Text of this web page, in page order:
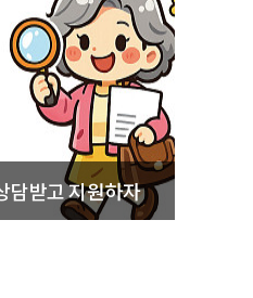
담받고 지원하자